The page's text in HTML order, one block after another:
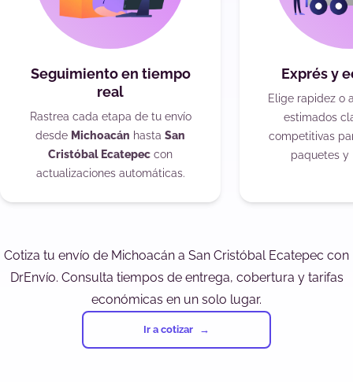
Seguimiento en tiempo
real
Rastrea cada etapa de tu envío
desde Michoacán hasta San
Cristóbal Ecatepec con
actualizaciones automáticas.
Exprés y
Elige rapidez o
estimados
competitivas
paquetes y
Cotiza tu envío de Michoacán a San Cristóbal Ecatepec con
DrEnvío. Consulta tiempos de entrega, cobertura y tarifas
económicas en un solo lugar.
Ir a cotizar